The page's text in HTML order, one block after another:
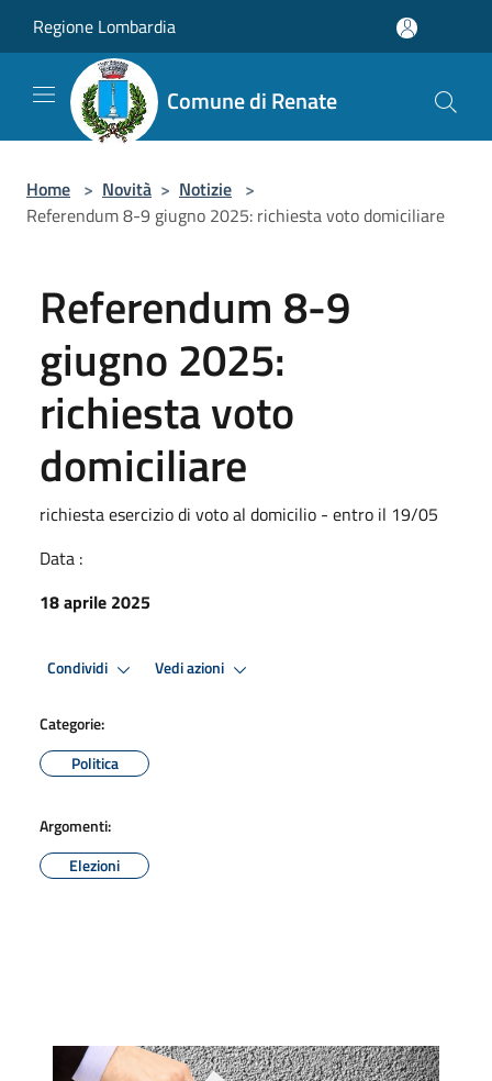
Regione Lombardia
Comune di Renate
Home > Novità > Notizie >
Referendum 8-9 giugno 2025: richiesta voto domiciliare
Referendum 8-9
giugno 2025:
richiesta voto
domiciliare
richiesta esercizio di voto al domicilio - entro il 19/05
Data :
18 aprile 2025
Condividi Vedi azioni
Categorie:
Politica
Argomenti:
Elezioni